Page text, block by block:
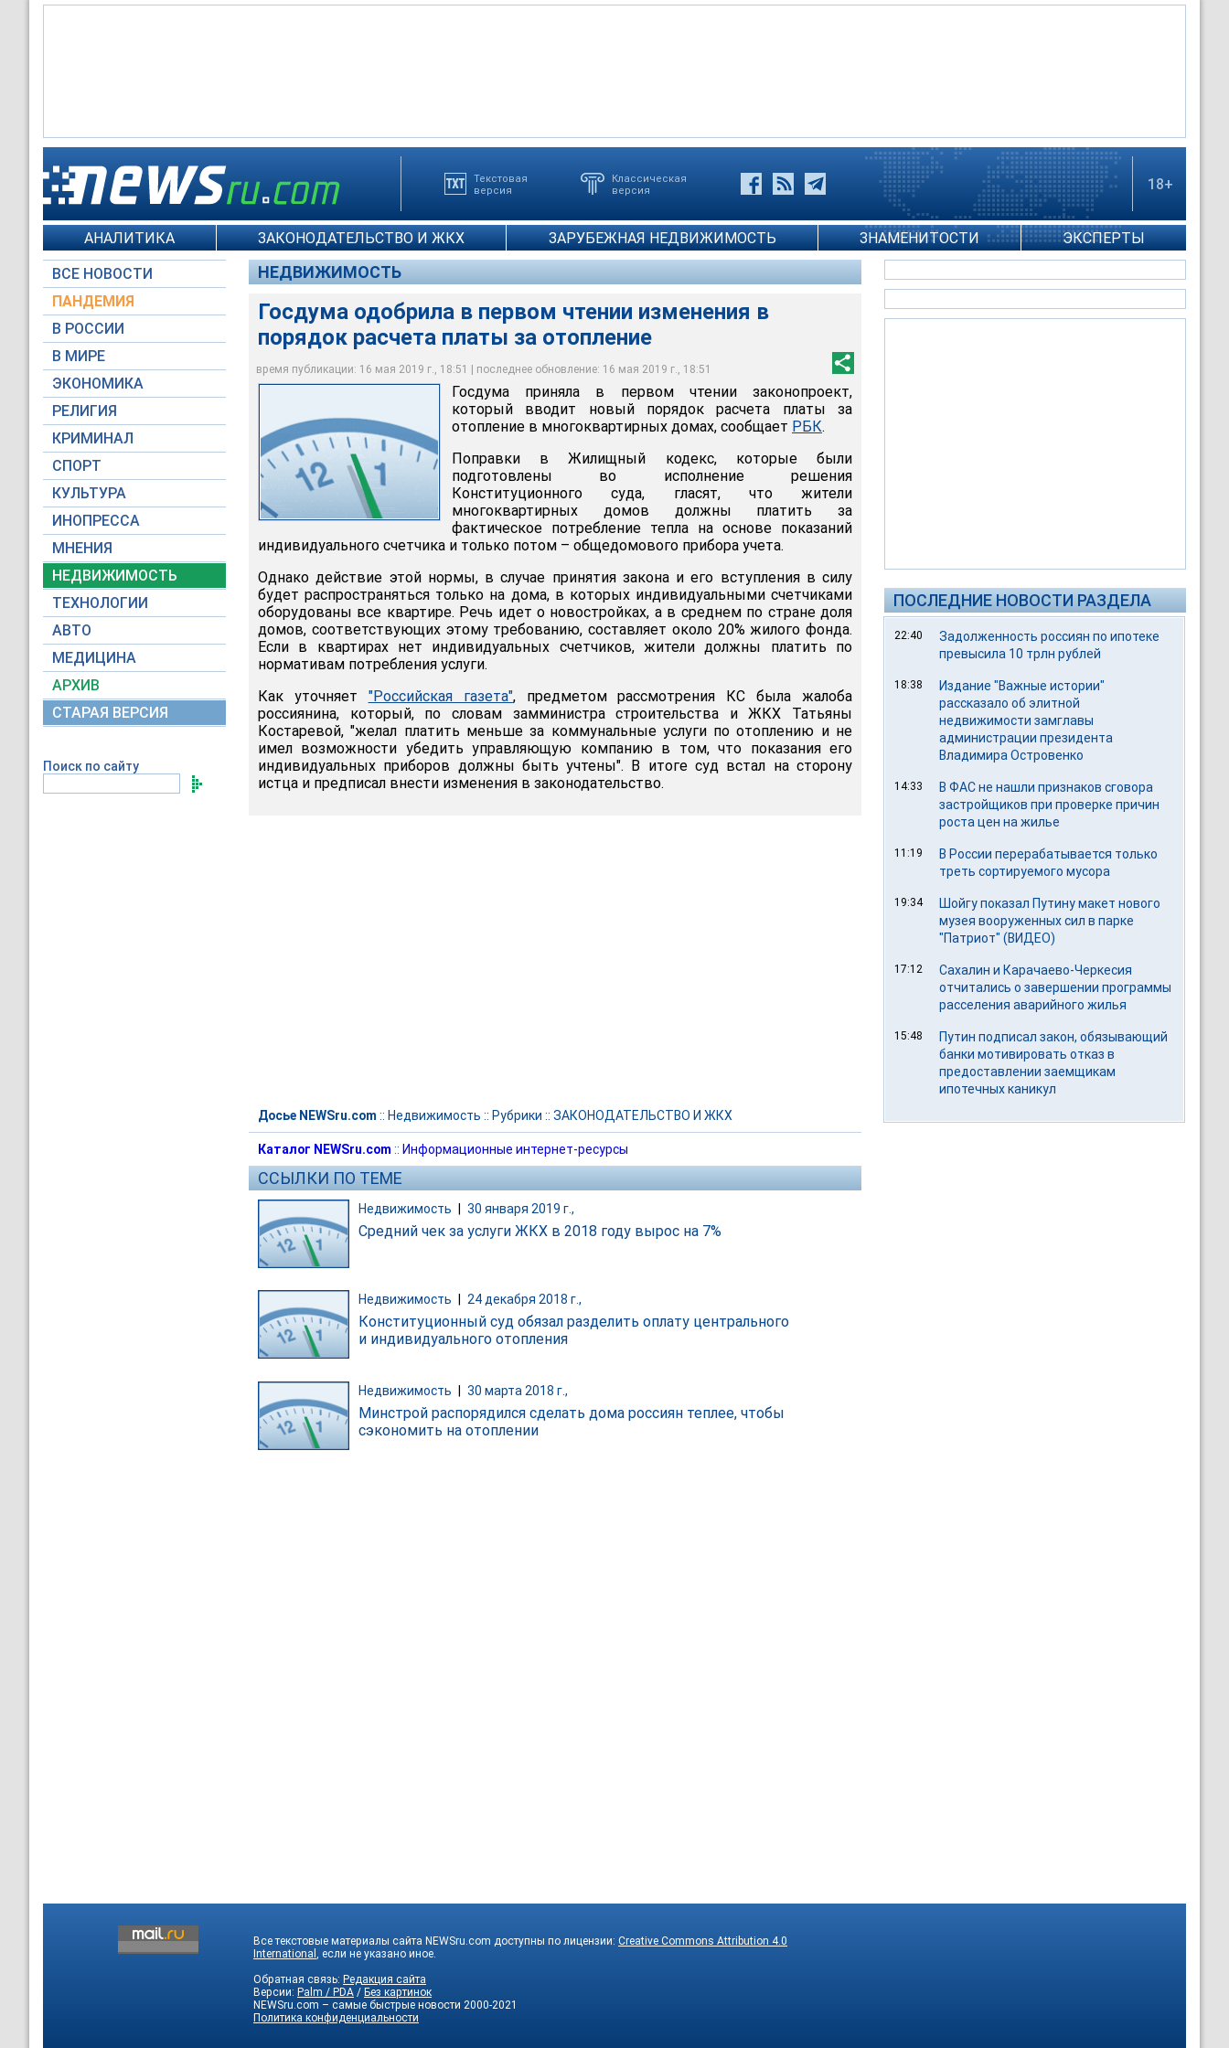
Текстовая
версия
Классическая
версия
18+
АНАЛИТИКА ЗАКОНОДАТЕЛЬСТВО И ЖКХ ЗАРУБЕЖНАЯ НЕДВИЖИМОСТЬ ЗНАМЕНИТОСТИ ЭКСПЕРТЫ
ВСЕ НОВОСТИ
ПАНДЕМИЯ
В РОССИИ
В МИРЕ
ЭКОНОМИКА
РЕЛИГИЯ
КРИМИНАЛ
СПОРТ
КУЛЬТУРА
ИНОПРЕССА
МНЕНИЯ
НЕДВИЖИМОСТЬ
ТЕХНОЛОГИИ
АВТО
МЕДИЦИНА
АРХИВ
СТАРАЯ ВЕРСИЯ
Поиск по сайту
НЕДВИЖИМОСТЬ
Госдума одобрила в первом чтении изменения в
порядок расчета платы за отопление
время публикации: 16 мая 2019 г., 18:51 | последнее обновление: 16 мая 2019 г., 18:51
Госдума приняла в первом чтении законопроект,
который вводит новый порядок расчета платы за
отопление в многоквартирных домах, сообщает РБК.
Поправки в Жилищный кодекс, которые были
подготовлены во исполнение решения
Конституционного суда, гласят, что жители
многоквартирных домов должны платить за
фактическое потребление тепла на основе показаний
индивидуального счетчика и только потом – общедомового прибора учета.
Однако действие этой нормы, в случае принятия закона и его вступления в силу
будет распространяться только на дома, в которых индивидуальными счетчиками
оборудованы все квартире. Речь идет о новостройках, а в среднем по стране доля
домов, соответствующих этому требованию, составляет около 20% жилого фонда.
Если в квартирах нет индивидуальных счетчиков, жители должны платить по
нормативам потребления услуги.
Как уточняет "Российская газета", предметом рассмотрения КС была жалоба
россиянина, который, по словам замминистра строительства и ЖКХ Татьяны
Костаревой, "желал платить меньше за коммунальные услуги по отоплению и не
имел возможности убедить управляющую компанию в том, что показания его
индивидуальных приборов должны быть учтены". В итоге суд встал на сторону
истца и предписал внести изменения в законодательство.
Досье NEWSru.com :: Недвижимость :: Рубрики :: ЗАКОНОДАТЕЛЬСТВО И ЖКХ
Каталог NEWSru.com :: Информационные интернет-ресурсы
ССЫЛКИ ПО ТЕМЕ
Недвижимость 30 января 2019 г.,
Средний чек за услуги ЖКХ в 2018 году вырос на 7%
Недвижимость 24 декабря 2018 г.,
Конституционный суд обязал разделить оплату центрального
и индивидуального отопления
Недвижимость 30 марта 2018 г.,
Минстрой распорядился сделать дома россиян теплее, чтобы
сэкономить на отоплении
ПОСЛЕДНИЕ НОВОСТИ РАЗДЕЛА
22:40
Задолженность россиян по ипотеке
превысила 10 трлн рублей
18:38
Издание "Важные истории"
рассказало об элитной
недвижимости замглавы
администрации президента
Владимира Островенко
14:33
В ФАС не нашли признаков сговора
застройщиков при проверке причин
роста цен на жилье
11:19
В России перерабатывается только
треть сортируемого мусора
19:34
Шойгу показал Путину макет нового
музея вооруженных сил в парке
"Патриот" (ВИДЕО)
17:12
Сахалин и Карачаево-Черкесия
отчитались о завершении программы
расселения аварийного жилья
15:48
Путин подписал закон, обязывающий
банки мотивировать отказ в
предоставлении заемщикам
ипотечных каникул
Все текстовые материалы сайта NEWSru.com доступны по лицензии: Creative Commons Attribution 4.0
International
, если не указано иное.
Обратная связь: Редакция сайта
Версии: Palm / PDA / Без картинок
NEWSru.com – самые быстрые новости 2000-2021
Политика конфиденциальности